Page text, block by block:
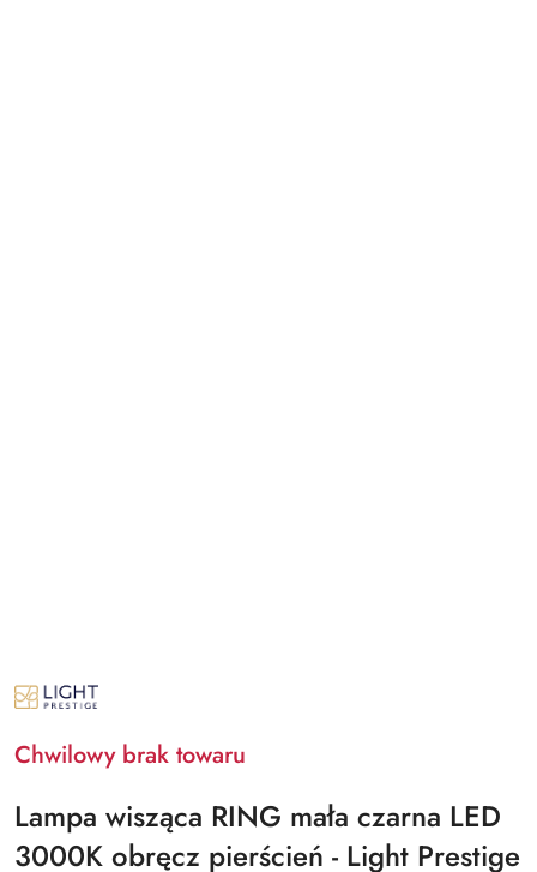
NAZWA
PRODUCENTA:
PRESTIGE
Chwilowy brak towaru
Lampa wisząca RING mała czarna LED
3000K obręcz pierścień - Light Prestige